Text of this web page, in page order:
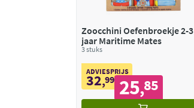
Zoocchini Oefenbroekje 2-3
jaar Maritime Mates
3 stuks
ADVIESPRIJS
32,99 25,85